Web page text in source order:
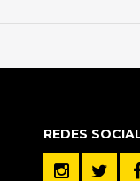
REDES